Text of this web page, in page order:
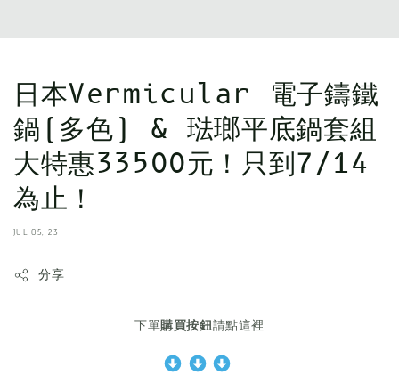
日本Vermicular 電子鑄鐵
鍋(多色) & 琺瑯平底鍋套組
大特惠33500元！只到7/14
為止！
JUL 05, 23
分享
下單購買按鈕請點這裡